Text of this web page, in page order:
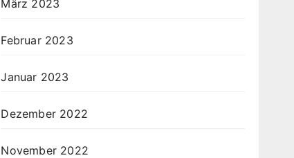
März 2023
Februar 2023
Januar 2023
Dezember 2022
November 2022